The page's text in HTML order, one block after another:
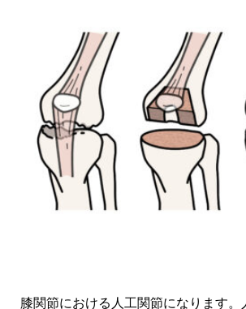
膝関節における人工関節になります。